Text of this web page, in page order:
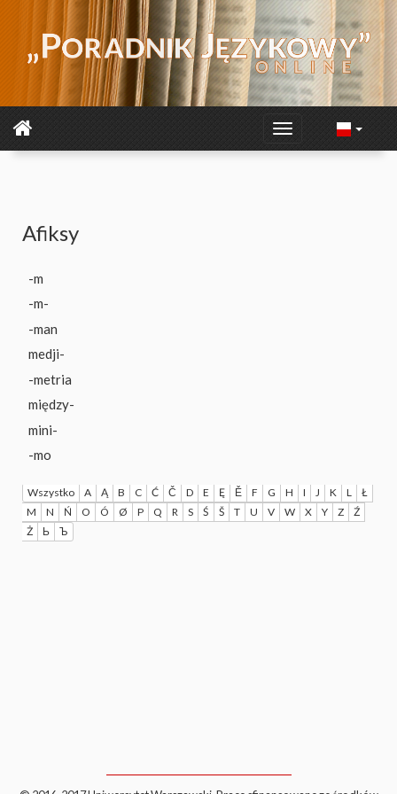
Afiksy
-m
-m-
-man
medji-
-metria
między-
mini-
-mo
Wszystko A Ą B C Ć Č D E Ę Ě F G H I J K L
Ł
M
N Ń O Ó Ø P Q R S Ś Š T U V W X Y Z
Ź
Ż
Ь Ъ